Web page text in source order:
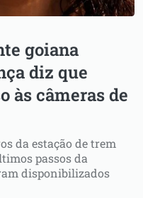
goiana
diz que
às câmeras de
da estação de trem
passos da
disponibilizados